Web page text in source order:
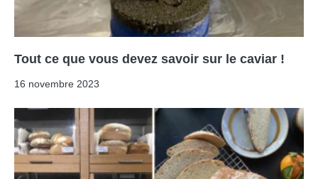
Tout ce que vous devez savoir sur le caviar !
16 novembre 2023